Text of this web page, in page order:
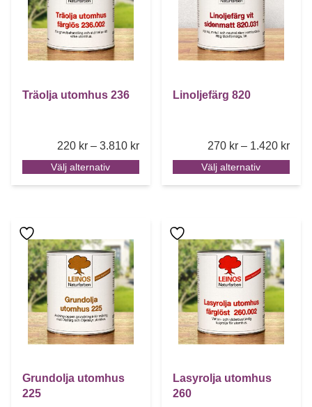
Träolja utomhus 236
220 kr – 3.810 krPrice range: 220 kr through 3.810
Välj alternativ
Linoljefärg 820
270 kr – 1.420 kr
Välj alternativ
Grundolja utomhus
225
Den här produkten har flera varianter. De olika
Lasyrolja utomhus
260
Den här produkten har